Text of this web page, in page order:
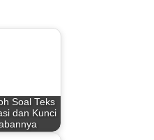
Soal Teks
dan Kunci